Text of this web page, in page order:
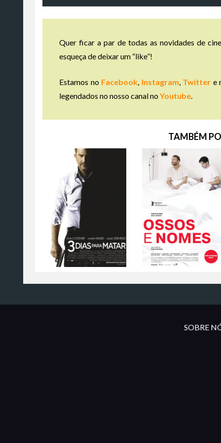
Quer ficar a par de todas as novidades de
esqueça de deixar um “like”!
Estamos no Facebook, Instagram, Twitter e
legendados no nosso canal noYoutube.
TAMBÉM
SOBRE